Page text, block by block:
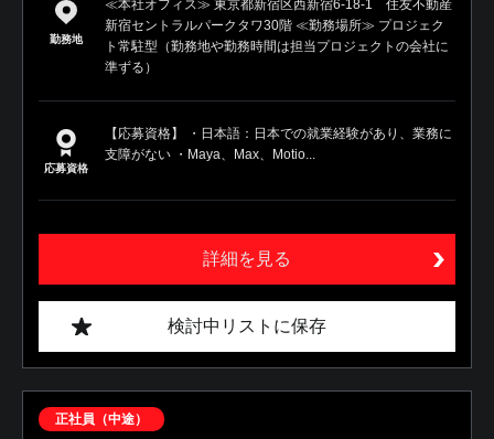
勤務地
≪本社オフィス≫ 東京都新宿区西新宿6-18-1 住友不動産
新宿セントラルパークタワ30階 ≪勤務場所≫ プロジェク
ト常駐型（勤務地や勤務時間は担当プロジェクトの会社に
準ずる）
応募資格
【応募資格】 ・日本語：日本での就業経験があり、業務に
支障がない ・Maya、Max、Motio...
詳細を見る
検討中リストに保存
正社員（中途）